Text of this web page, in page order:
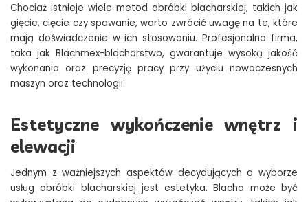
Chociaż istnieje wiele metod obróbki blacharskiej, takich jak
gięcie, cięcie czy spawanie, warto zwrócić uwagę na te, które
mają doświadczenie w ich stosowaniu. Profesjonalna firma,
taka jak Blachmex-blacharstwo, gwarantuje wysoką jakość
wykonania oraz precyzję pracy przy użyciu nowoczesnych
maszyn oraz technologii.
Estetyczne wykończenie wnętrz i
elewacji
Jednym z ważniejszych aspektów decydujących o wyborze
usług obróbki blacharskiej jest estetyka. Blacha może być